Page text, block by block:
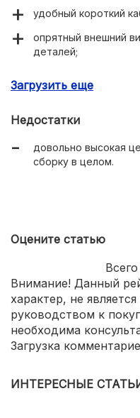
удобный короткий
опрятный внешний
деталей;
Загрузить еще
Недостатки
довольно высокая
сборку в целом.
Оцените статью
Внимание! Данный
характер, не
руководством к
необходима
Загрузка
ИНТЕРЕСНЫЕ